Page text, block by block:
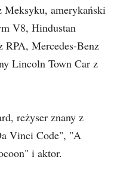
Meksyku, amerykański
V8, Hindustan
RPA, Mercedes-Benz
Lincoln Town Car z
reżyser znany z
Vinci Code", "A
i aktor.